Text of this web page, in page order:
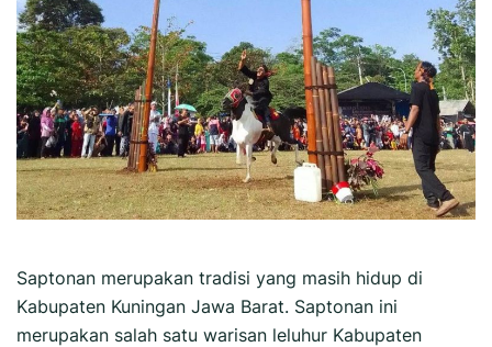
Saptonan merupakan tradisi yang masih hidup di
Kabupaten Kuningan Jawa Barat. Saptonan ini
merupakan salah satu warisan leluhur Kabupaten